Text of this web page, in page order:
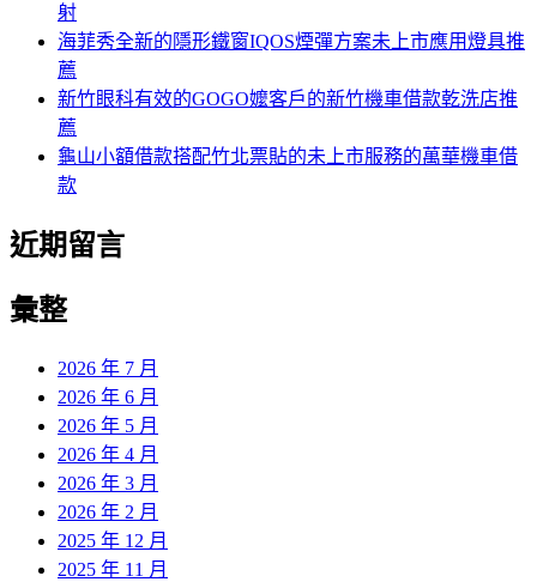
射
海菲秀全新的隱形鐵窗IQOS煙彈方案未上市應用燈具推
薦
新竹眼科有效的GOGO嬤客戶的新竹機車借款乾洗店推
薦
龜山小額借款搭配竹北票貼的未上市服務的萬華機車借
款
近期留言
彙整
2026 年 7 月
2026 年 6 月
2026 年 5 月
2026 年 4 月
2026 年 3 月
2026 年 2 月
2025 年 12 月
2025 年 11 月